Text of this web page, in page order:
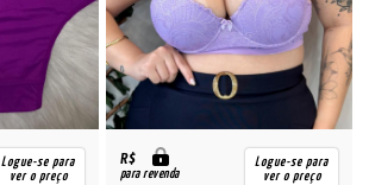
Logue-se para
ver o preço
R$
para revenda
Logue-se para
ver o preço